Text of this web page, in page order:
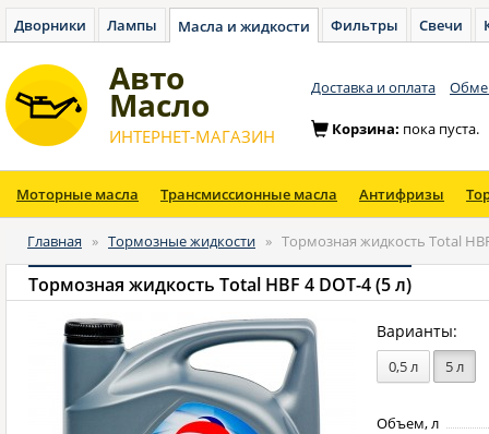
Дворники Лампы Масла и жидкости Фильтры Свечи
Авто
Масло
ИНТЕРНЕТ-МАГАЗИН
Доставка и оплата
Корзина: пока пуста.
Моторные масла Трансмиссионные масла Антифризы
Главная » Тормозные жидкости » Тормозная жидкость Total
Тормозная жидкость Total HBF 4 DOT-4 (5 л)
Варианты:
0,5 л 5 л
Объем, л